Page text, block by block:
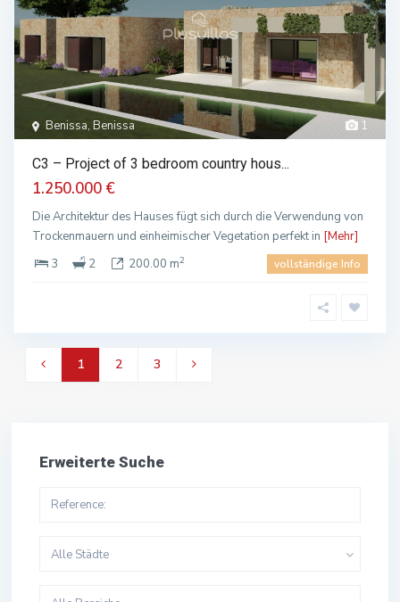
1
Benissa, Benissa
C3 – Project of 3 bedroom country hous...
1.250.000 €
Die Architektur des Hauses fügt sich durch die Verwendung von
Trockenmauern und einheimischer Vegetation perfekt in [Mehr]
3
2 200.00 m2 vollständige Info
1 2 3
Erweiterte Suche
Alle Städte